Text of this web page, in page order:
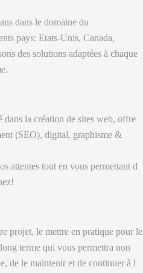
dans le domaine du
pays: Etats-Unis, Canada,
des solutions adaptées à chaque
dans la création de sites web, offre
(SEO), digital, graphisme &
attentes tout en vous permettant d
projet, le mettre en pratique pour le
terme qui vous permettra non
de le maintenir et de continuer à l